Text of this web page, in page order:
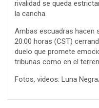
rivalidad se queda
la cancha.
Ambas escuadras hacen
20:00 horas (CST)
duelo que promete
tribunas como en el
Fotos, videos: Luna